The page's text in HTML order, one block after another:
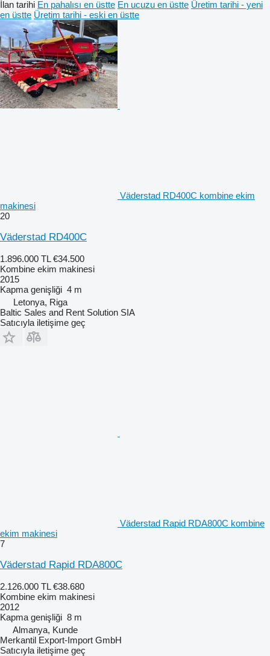
İlan tarihi En pahalısı en üstte En ucuzu en üstte Üretim tarihi - yeni
en üstte Üretim tarihi - eski en üstte
Väderstad RD400C kombine ekim
makinesi
20
Väderstad RD400C
1.896.000 TL €34.500
Kombine ekim makinesi
2015
Kapma genişliği 4 m
Letonya, Riga
Baltic Sales and Rent Solution SIA
Satıcıyla iletişime geç
Väderstad Rapid RDA800C kombine
ekim makinesi
7
Väderstad Rapid RDA800C
2.126.000 TL €38.680
Kombine ekim makinesi
2012
Kapma genişliği 8 m
Almanya, Kunde
Merkantil Export-Import GmbH
Satıcıyla iletişime geç